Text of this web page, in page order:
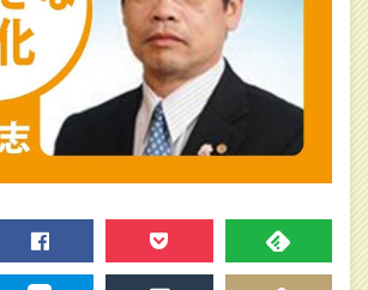
POCKET FEEDLY